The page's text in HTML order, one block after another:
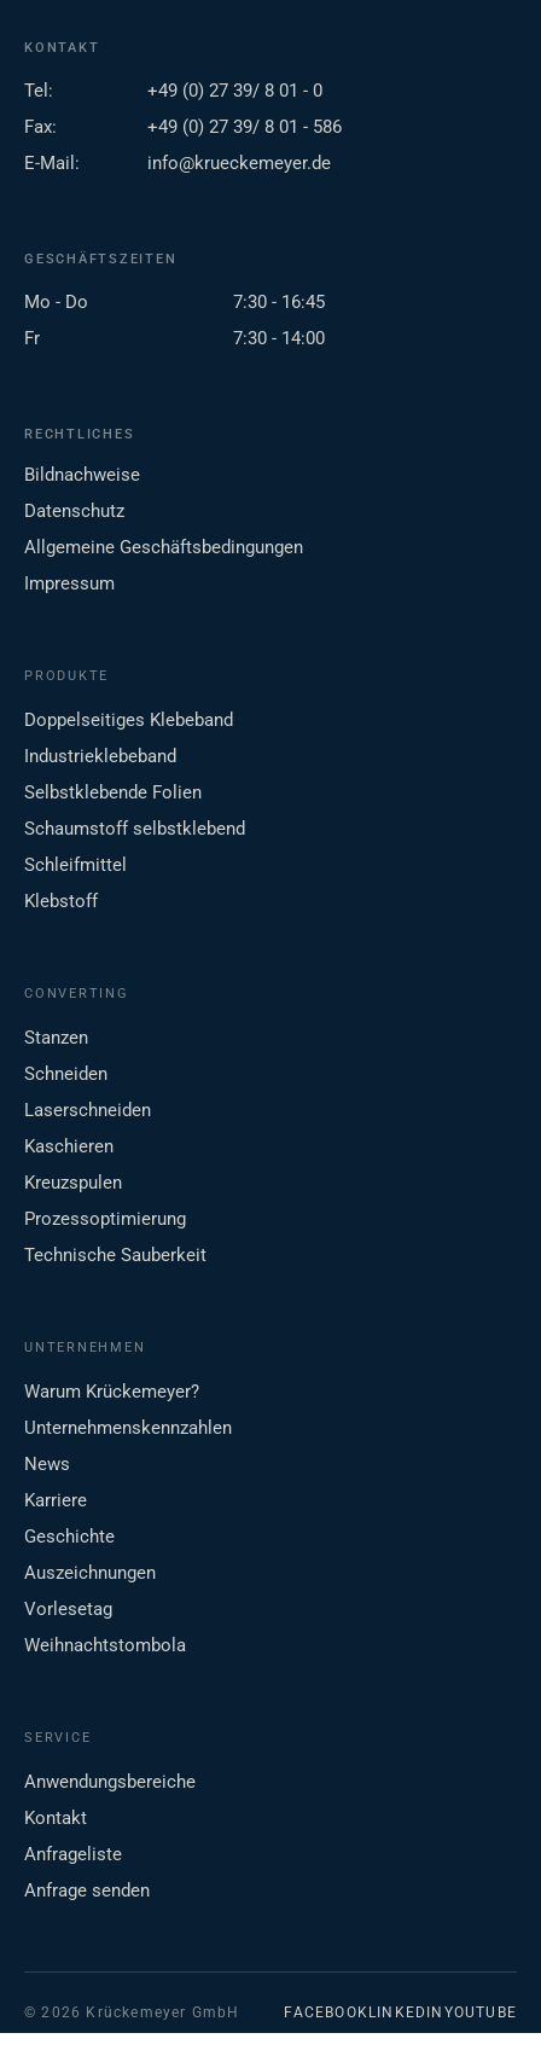
KONTAKT
Tel:
+49 (0) 27 39/ 8 01 - 0
Fax:
+49 (0) 27 39/ 8 01 - 586
E-Mail:
info@krueckemeyer.de
GESCHÄFTSZEITEN
Mo - Do
7:30 - 16:45
Fr
7:30 - 14:00
RECHTLICHES
Bildnachweise
Datenschutz
Allgemeine Geschäftsbedingungen
Impressum
PRODUKTE
Doppelseitiges Klebeband
Industrieklebeband
Selbstklebende Folien
Schaumstoff selbstklebend
Schleifmittel
Klebstoff
CONVERTING
Stanzen
Schneiden
Laserschneiden
Kaschieren
Kreuzspulen
Prozessoptimierung
Technische Sauberkeit
UNTERNEHMEN
Warum Krückemeyer?
Unternehmenskennzahlen
News
Karriere
Geschichte
Auszeichnungen
Vorlesetag
Weihnachtstombola
SERVICE
Anwendungsbereiche
Kontakt
Anfrageliste
Anfrage senden
© 2026 Krückemeyer GmbH FACEBOOK LINKEDIN YOUTUBE